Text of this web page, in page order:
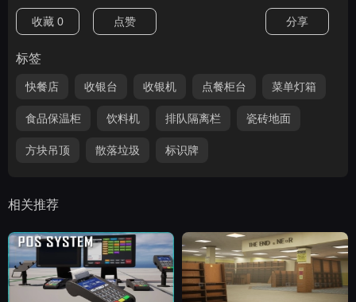
收藏 0 点赞 分享
标签
快餐店 收银台 收银机 点餐柜台 菜单灯箱
食品保温柜 饮料机 排队隔离栏 瓷砖地面
方块吊顶 散落垃圾 标识牌
相关推荐